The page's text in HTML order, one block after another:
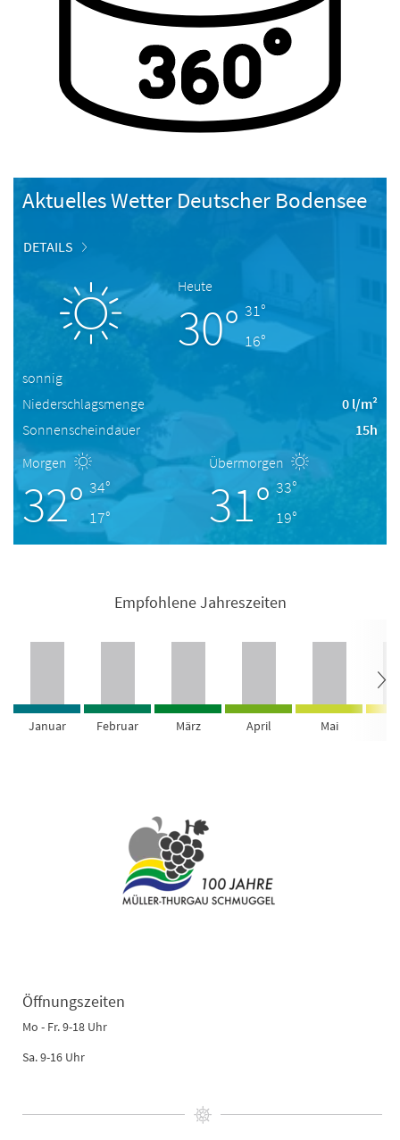
Aktuelles Wetter Deutscher Bodensee
DETAILS
Heute
30° 31°
16°
sonnig
Niederschlagsmenge
0 l/m²
Sonnenscheindauer
15h
Morgen
32° 34°
17°
Übermorgen
31° 33°
19°
Empfohlene Jahreszeiten
Januar Februar März April Mai
Öffnungszeiten
Mo - Fr. 9-18 Uhr
Sa. 9-16 Uhr